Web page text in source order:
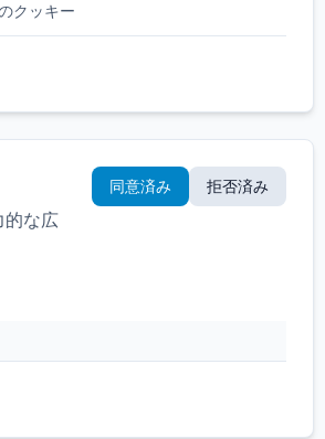
クッキー
的な広
同意済み 拒否済み